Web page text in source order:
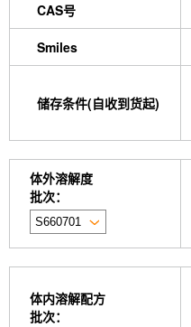
CAS号
Smiles
储存条件(自收到货起)
体外溶解度
批次：
体内溶解配方
批次：